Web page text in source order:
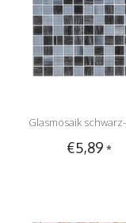
Glasmosaik
glänzend -
€5,89 *